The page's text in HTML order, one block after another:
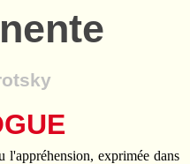
exprimée dans